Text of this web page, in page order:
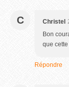
C Christel
Bon
que
Répondre